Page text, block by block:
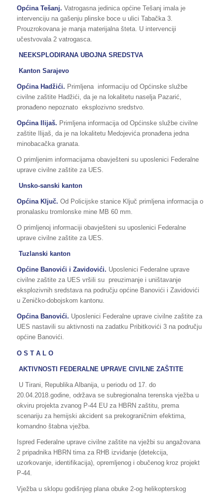
Općina Tešanj. Vatrogasna jedinica općine Tešanj imala je
intervenciju na gašenju plinske boce u ulici Tabačka 3.
Prouzrokovana je manja materijalna šteta. U intervenciji
učestvovala 2 vatrogasca.
NE EKSPLODIRANA UBOJNA SREDSTVA
Kanton Sarajevo
Općina Hadžići. Primljena informaciju od Općinske službe
civilne zaštite Hadžići, da je na lokalitetu naselja Pazarić,
pronađeno nepoznato eksplozivno sredstvo.
Općina Ilijaš. Primljena informacija od Općinske službe civilne
zaštite Ilijaš, da je na lokalitetu Medojevića pronađena jedna
minobacačka granata.
O primljenim informacijama obavješteni su uposlenici Federalne
uprave civilne zaštite za UES.
Unsko-sanski kanton
Općina Ključ. Od Policijske stanice Ključ primljena informacija o
pronalasku tromlonske mine MB 60 mm.
O primljenoj informaciji obavješteni su uposlenici Federalne
uprave civilne zaštite za UES.
Tuzlanski kanton
Općine Banovići i Zavidovići. Uposlenici Federalne uprave
civilne zaštite za UES vršili su preuzimanje i uništavanje
eksplozivnih sredstava na području općine Banovići i Zavidovići
u Zeničko-dobojskom kantonu.
Općina Banovići. Uposlenici Federalne uprave civilne zaštite za
UES nastavili su aktivnosti na zadatku Pribitkovići 3 na području
općine Banovići.
O S T A L O
AKTIVNOSTI FEDERALNE UPRAVE CIVILNE ZAŠTITE
U Tirani, Republika Albanija, u periodu od 17. do
20.04.2018.godine, održava se subregionalna terenska vježba u
okviru projekta zvanog P-44 EU za HBRN zaštitu, prema
scenariju za hemijski akcident sa prekograničnim efektima,
komandno štabna vježba.
Ispred Federalne uprave civilne zaštite na vježbi su angažovana
2 pripadnika HBRN tima za RHB izviđanje (detekcija,
uzorkovanje, identifikacija), opremljenog i obučenog kroz projekt
P-44.
Vježba u sklopu godišnjeg plana obuke 2-og helikopterskog